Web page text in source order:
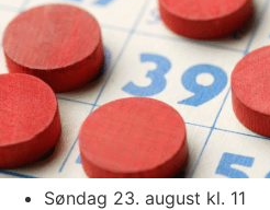
Søndag 23. august kl. 11